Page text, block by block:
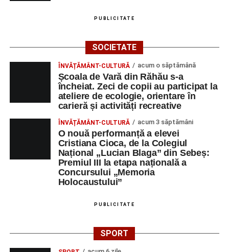
PUBLICITATE
SOCIETATE
ÎNVĂȚĂMÂNT-CULTURĂ acum o săptămână
Școala de Vară din Răhău s-a
încheiat. Zeci de copii au participat la
ateliere de ecologie, orientare în
carieră și activități recreative
ÎNVĂȚĂMÂNT-CULTURĂ acum 3 săptămâni
O nouă performanță a elevei
Cristiana Cioca, de la Colegiul
Național „Lucian Blaga” din Sebeș:
Premiul III la etapa națională a
Concursului „Memoria
Holocaustului”
PUBLICITATE
SPORT